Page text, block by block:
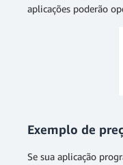
aplicações poderão
Exemplo de
Se sua aplicação